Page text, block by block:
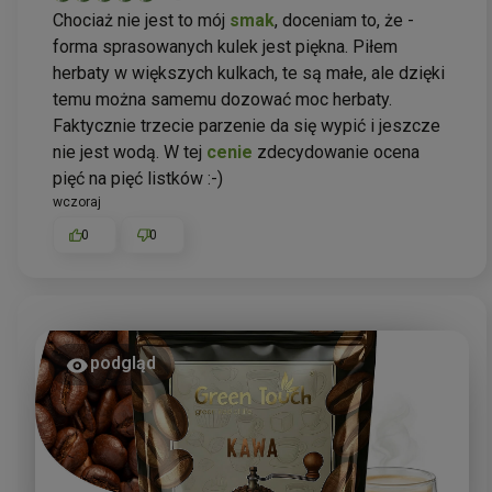
Chociaż nie jest to mój smak, doceniam to, że -
forma sprasowanych kulek jest piękna. Piłem
herbaty w większych kulkach, te są małe, ale dzięki
temu można samemu dozować moc herbaty.
Faktycznie trzecie parzenie da się wypić i jeszcze
nie jest wodą. W tej cenie zdecydowanie ocena
pięć na pięć listków :-)
wczoraj
0 0
podgląd